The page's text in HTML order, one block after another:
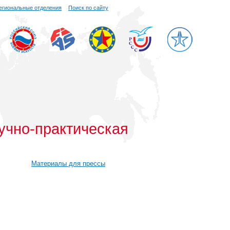
отделения Поиск по сайту
практическая
Материалы для прессы